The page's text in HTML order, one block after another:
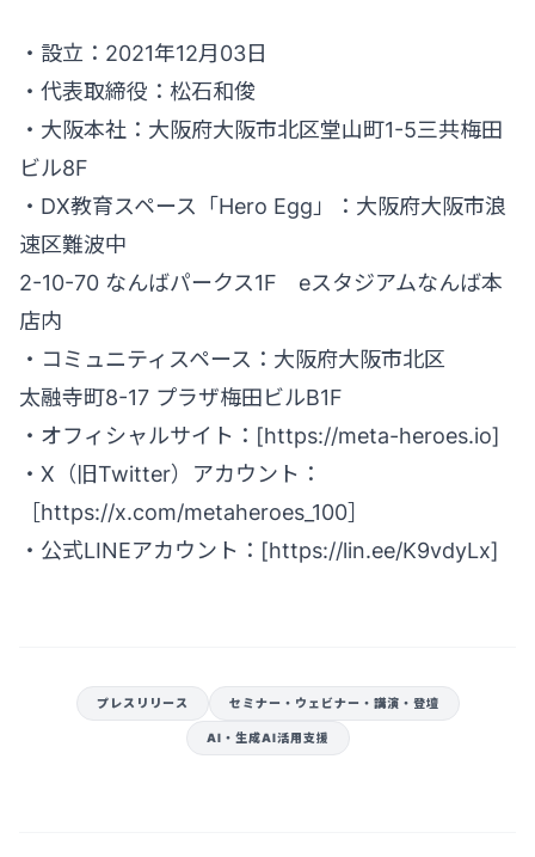
・設立：2021年12月03日
・代表取締役：松石和俊
・大阪本社：大阪府大阪市北区堂山町1-5三共梅田
ビル8F
・DX教育スペース「Hero Egg」：大阪府大阪市浪
速区難波中
2-10-70 なんばパークス1F eスタジアムなんば本
店内
・コミュニティスペース：大阪府大阪市北区
太融寺町8-17 プラザ梅田ビルB1F
・オフィシャルサイト：[https://meta-heroes.io]
・X（旧Twitter）アカウント：
［https://x.com/metaheroes_100］
・公式LINEアカウント：[https://lin.ee/K9vdyLx]
プレスリリース セミナー・ウェビナー・講演・登壇
AI・生成AI活用支援